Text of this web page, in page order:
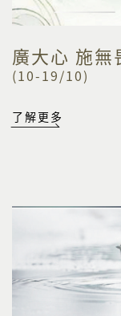
廣大心 施
(10-19/10)
了解更多